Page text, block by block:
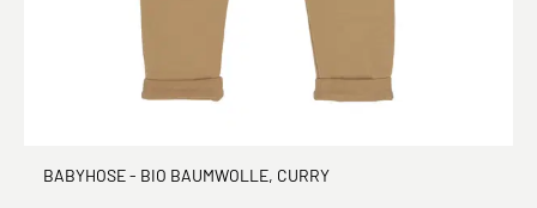
BABYHOSE - BIO BAUMWOLLE, CURRY